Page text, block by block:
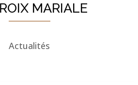
MARIALE
Actualités